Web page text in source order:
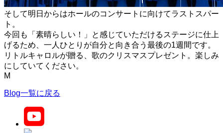
そして明日からはホールのコンサートに向けてラストスパー
ト。
今回も「素晴らしい！」と感じていただけるステージに仕上
げるため、一人ひとりが自分と向き合う最後の1週間です。
リトルキャロルが贈る、歌のクリスマスプレゼント。楽しみ
にしていてください。
M
Blog一覧に戻る